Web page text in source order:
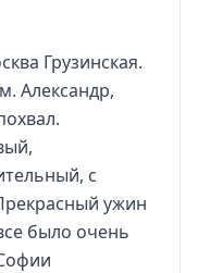
Грузинская.
Александр,
с
ужин
было очень